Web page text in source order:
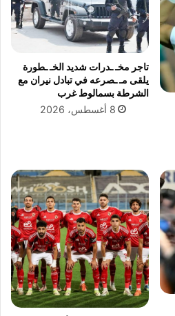
تاجر مخـ ـدرات شديد الخـ ـطورة
يلقى مـ ـصرعه في تبادل نيران مع
الشرطة بسمالوط غرب
8 أغسطس، 2026